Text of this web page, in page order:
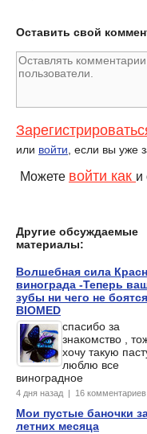
Оставить свой
или войти , если вы уже
Можете войти как и
Другие обсуждаемые
материалы:
Волшебная сила
винограда -Теперь
зубы ни чего не
BIOMED
спасибо за
знакомство ,
хочу такую
люблю все
виноградное
4 дня назад | 16 комментариев
Мои пустые баночки
летних месяца